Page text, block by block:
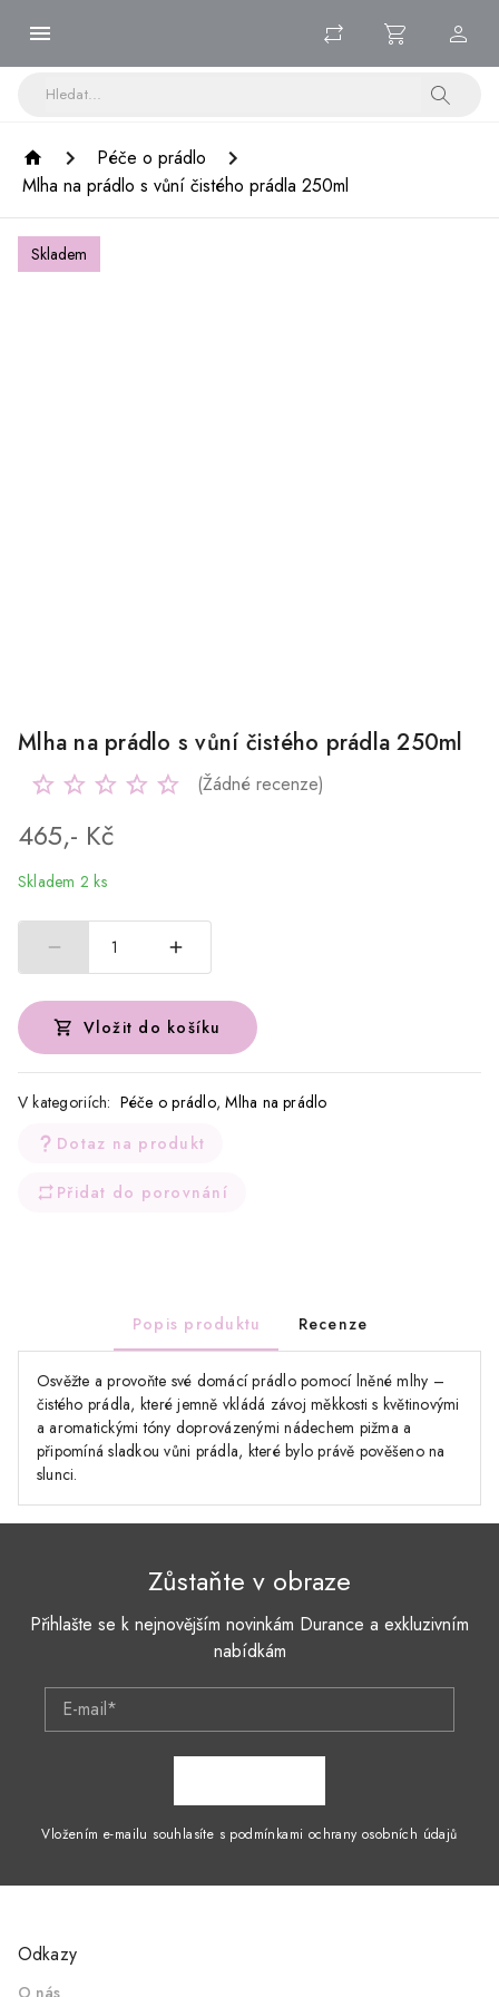
Péče o prádlo
Mlha na prádlo s vůní čistého prádla 250ml
Skladem
Mlha na prádlo s vůní čistého prádla 250ml
(Žádné recenze)
465,- Kč
Skladem 2 ks
1
Vložit do košíku
V kategoriích: Péče o prádlo,Mlha na prádlo
Dotaz na produkt
Přidat do porovnání
Popis produktu Recenze
Osvěžte a provoňte své domácí prádlo pomocí lněné mlhy –
čistého prádla, které jemně vkládá závoj měkkosti s květinovými
a aromatickými tóny doprovázenými nádechem pižma a
připomíná sladkou vůni prádla, které bylo právě pověšeno na
slunci.
Zůstaňte v obraze
Přihlašte se k nejnovějším novinkám Durance a exkluzivním
nabídkám
E-mail*
Vložením e-mailu souhlasíte s podmínkami ochrany osobních údajů
Odkazy